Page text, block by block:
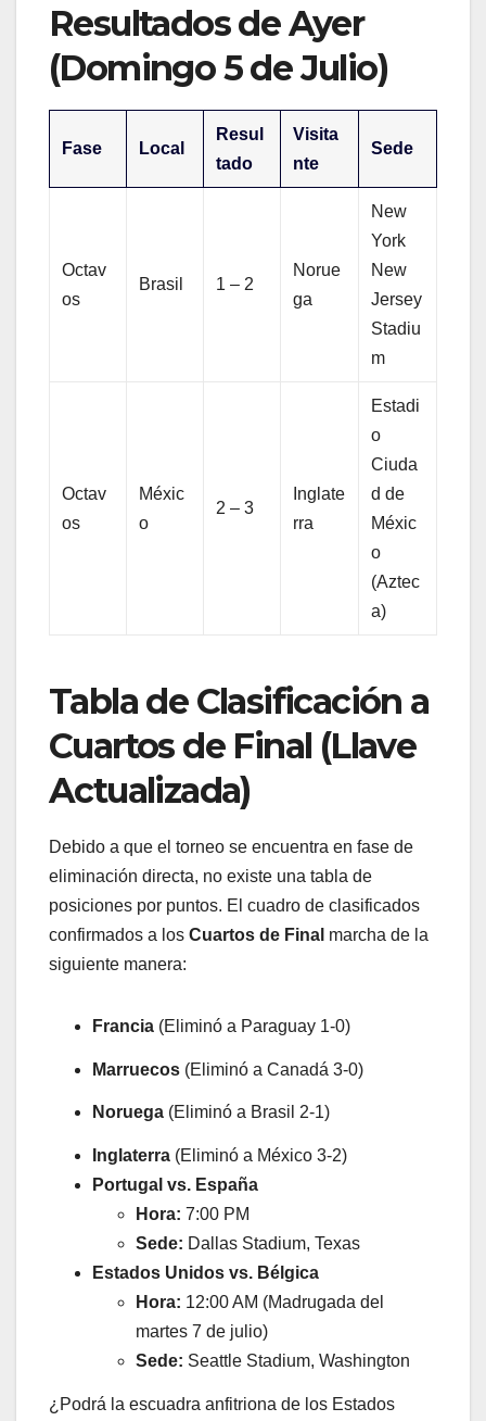
​Resultados de Ayer
(Domingo 5 de Julio)
Fase Local
Resul
tado
Visita
nte
Sede
Octav
os
Brasil 1 – 2
Norue
ga
New
York
New
Jersey
Stadiu
m
Octav
os
Méxic
o
2 – 3
Inglate
rra
Estadi
o
Ciuda
d de
Méxic
o
(Aztec
a)
Tabla de Clasificación a
Cuartos de Final (Llave
Actualizada)
​Debido a que el torneo se encuentra en fase de
eliminación directa, no existe una tabla de
posiciones por puntos. El cuadro de clasificados
confirmados a los Cuartos de Final marcha de la
siguiente manera:
Francia (Eliminó a Paraguay 1-0)
Marruecos (Eliminó a Canadá 3-0)
Noruega (Eliminó a Brasil 2-1)
Inglaterra (Eliminó a México 3-2)
Portugal vs. España
Hora: 7:00 PM
Sede: Dallas Stadium, Texas
Estados Unidos vs. Bélgica
Hora: 12:00 AM (Madrugada del
martes 7 de julio)
Sede: Seattle Stadium, Washington
​¿Podrá la escuadra anfitriona de los Estados